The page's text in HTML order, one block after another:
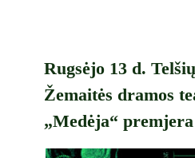
Rugsėjo 13 d.
Žemaitės dramos
„Medėja“ premjera